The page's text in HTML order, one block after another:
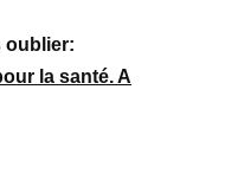
oublier:
la santé. A